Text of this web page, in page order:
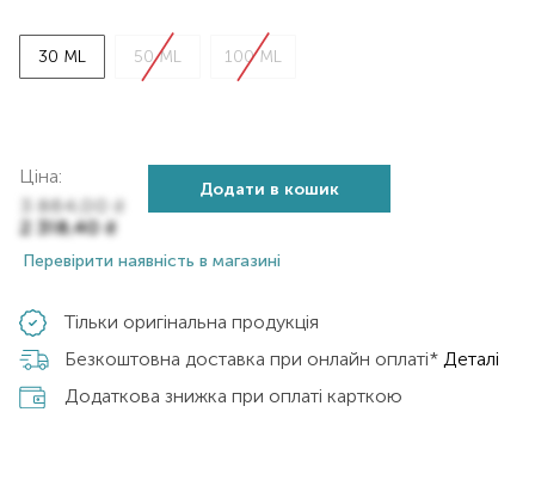
30 ML 50 ML 100 ML
Ціна:
3 864,00
2 318,40₴
Додати в кошик
Перевірити наявність в магазині
Тільки оригінальна продукція
Безкоштовна доставка при онлайн оплаті* Деталі
Додаткова знижка при оплаті карткою